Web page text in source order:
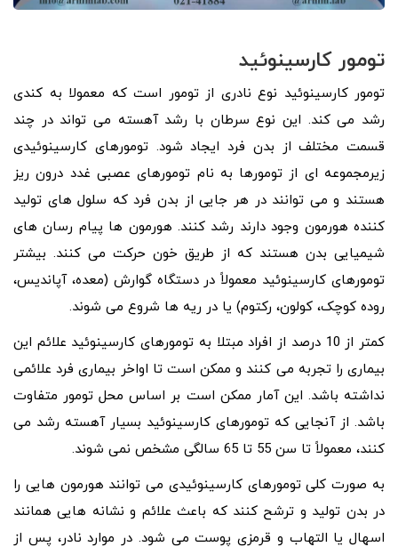
تومور کارسینوئید
تومور کارسینوئید نوع نادری از تومور است که معمولا به کندی
رشد می کند. این نوع سرطان با رشد آهسته می تواند در چند
قسمت مختلف از بدن فرد ایجاد شود. تومورهای کارسینوئیدی
زیرمجموعه ای از تومورها به نام تومورهای عصبی غدد درون ریز
هستند و می توانند در هر جایی از بدن فرد که سلول های تولید
کننده هورمون وجود دارند رشد کنند. هورمون ها پیام رسان های
شیمیایی بدن هستند که از طریق خون حرکت می کنند. بیشتر
تومورهای کارسینوئید معمولاً در دستگاه گوارش (معده، آپاندیس،
روده کوچک، کولون، رکتوم) یا در ریه ها شروع می شوند.
کمتر از 10 درصد از افراد مبتلا به تومورهای کارسینوئید علائم این
بیماری را تجربه می کنند و ممکن است تا اواخر بیماری فرد علائمی
نداشته باشد. این آمار ممکن است بر اساس محل تومور متفاوت
باشد. از آنجایی که تومورهای کارسینوئید بسیار آهسته رشد می
کنند، معمولاً تا سن 55 تا 65 سالگی مشخص نمی شوند.
به صورت کلی تومورهای کارسینوئیدی می‌ توانند هورمون ‌هایی را
در بدن تولید و ترشح کنند که باعث علائم و نشانه‌ هایی همانند
اسهال یا التهاب و قرمزی پوست می ‌شود. در موارد نادر، پس از